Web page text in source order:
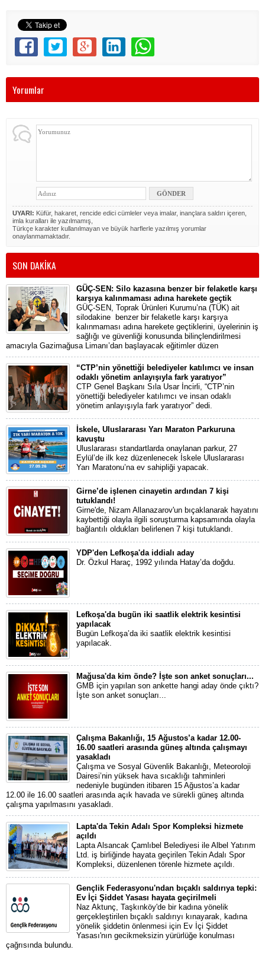
Yorumlar
UYARI: Küfür, hakaret, rencide edici cümleler veya imalar, inançlara saldırı içeren,
imla kuralları ile yazılmamış,
Türkçe karakter kullanılmayan ve büyük harflerle yazılmış yorumlar
onaylanmamaktadır.
SON DAKİKA
GÜÇ-SEN: Silo kazasına benzer bir felaketle karşı
karşıya kalınmaması adına harekete geçtik
GÜÇ-SEN, Toprak Ürünleri Kurumu’na (TÜK) ait
silodakine benzer bir felaketle karşı karşıya
kalınmaması adına harekete geçtiklerini, üyelerinin iş
sağlığı ve güvenliği konusunda bilinçlendirilmesi
amacıyla Gazimağusa Limanı’dan başlayacak eğitimler düzen
“CTP’nin yönettiği belediyeler katılımcı ve insan
odaklı yönetim anlayışıyla fark yaratıyor”
CTP Genel Başkanı Sıla Usar İncirli, “CTP’nin
yönettiği belediyeler katılımcı ve insan odaklı
yönetim anlayışıyla fark yaratıyor” dedi.
İskele, Uluslararası Yarı Maraton Parkuruna
kavuştu
Uluslararası standartlarda onaylanan parkur, 27
Eylül’de ilk kez düzenlenecek İskele Uluslararası
Yarı Maratonu’na ev sahipliği yapacak.
Girne’de işlenen cinayetin ardından 7 kişi
tutuklandı!
Girne'de, Nizam Allanazarov'un bıçaklanarak hayatını
kaybettiği olayla ilgili soruşturma kapsamında olayla
bağlantılı oldukları belirlenen 7 kişi tutuklandı.
YDP'den Lefkoşa'da iddialı aday
Dr. Özkul Haraç, 1992 yılında Hatay’da doğdu.
Lefkoşa'da bugün iki saatlik elektrik kesintisi
yapılacak
Bugün Lefkoşa’da iki saatlik elektrik kesintisi
yapılacak.
Mağusa'da kim önde? İşte son anket sonuçları...
GMB için yapılan son ankette hangi aday önde çıktı?
İşte son anket sonuçları...
Çalışma Bakanlığı, 15 Ağustos’a kadar 12.00-
16.00 saatleri arasında güneş altında çalışmayı
yasakladı
Çalışma ve Sosyal Güvenlik Bakanlığı, Meteoroloji
Dairesi’nin yüksek hava sıcaklığı tahminleri
nedeniyle bugünden itibaren 15 Ağustos’a kadar
12.00 ile 16.00 saatleri arasında açık havada ve sürekli güneş altında
çalışma yapılmasını yasakladı.
Lapta'da Tekin Adalı Spor Kompleksi hizmete
açıldı
Lapta Alsancak Çamlıbel Belediyesi ile Albel Yatırım
Ltd. iş birliğinde hayata geçirilen Tekin Adalı Spor
Kompleksi, düzenlenen törenle hizmete açıldı.
Gençlik Federasyonu'ndan bıçaklı saldırıya tepki:
Ev İçi Şiddet Yasası hayata geçirilmeli
Naz Aktunç, Taşkınköy'de bir kadına yönelik
gerçekleştirilen bıçaklı saldırıyı kınayarak, kadına
yönelik şiddetin önlenmesi için Ev İçi Şiddet
Yasası'nın gecikmeksizin yürürlüğe konulması
çağrısında bulundu.